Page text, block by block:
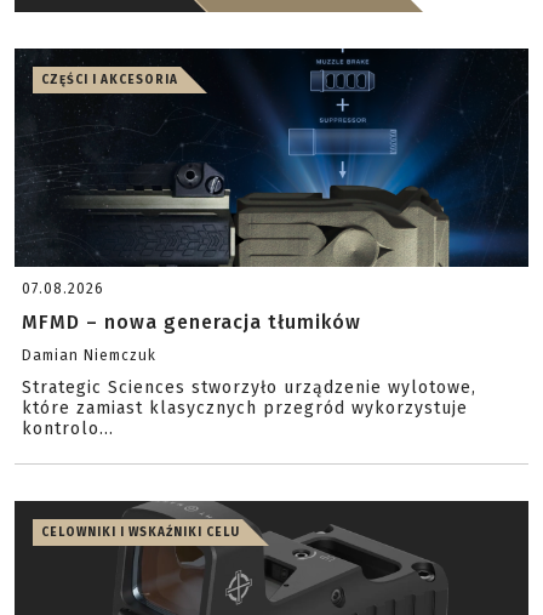
CZĘŚCI I AKCESORIA
07.08.2026
MFMD – nowa generacja tłumików
Damian Niemczuk
Strategic Sciences stworzyło urządzenie wylotowe,
które zamiast klasycznych przegród wykorzystuje
kontrolo...
CELOWNIKI I WSKAŹNIKI CELU